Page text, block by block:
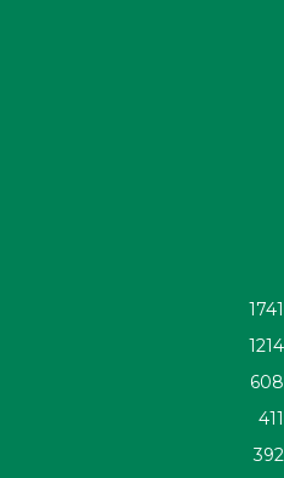
1741
1214
608
411
392